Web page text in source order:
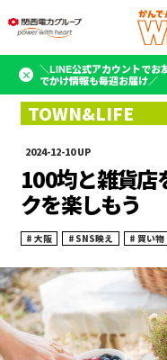
＼LINE公式アカウントでお
でかけ情報も毎週お届け／
2024-12-10
100均と雑貨店
クを楽しもう
大阪 SNS映え 買い物